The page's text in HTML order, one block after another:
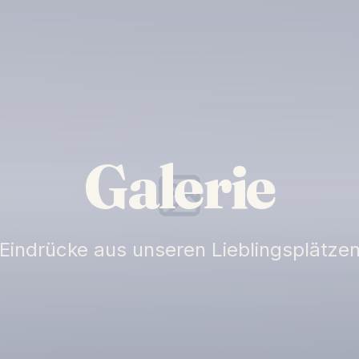
Galerie
Eindrücke aus unseren